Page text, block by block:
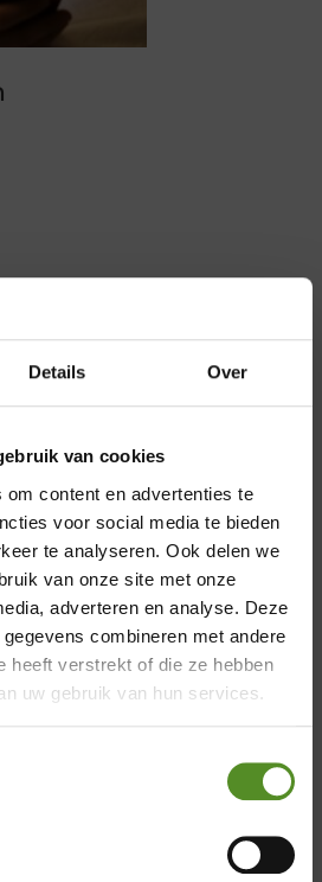
Details Over
van cookies
om content en advertenties te
voor social media te bieden
te analyseren. Ook delen we
van onze site met onze
adverteren en analyse. Deze
combineren met andere
heeft verstrekt of die ze hebben
uw gebruik van hun services.
een kern aanpasbaar